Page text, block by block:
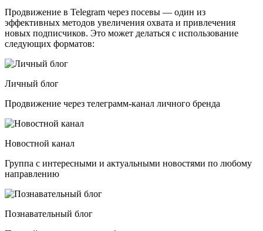
Продвижение в Telegram через посевы — один из
эффективных методов увеличения охвата и привлечения
новых подписчиков. Это может делаться с использование
следующих форматов:
Личный блог
Продвижение через телеграмм-канал личного бренда
Новостной канал
Группа с интересными и актуальными новостями по любому
направлению
Познавательный блог